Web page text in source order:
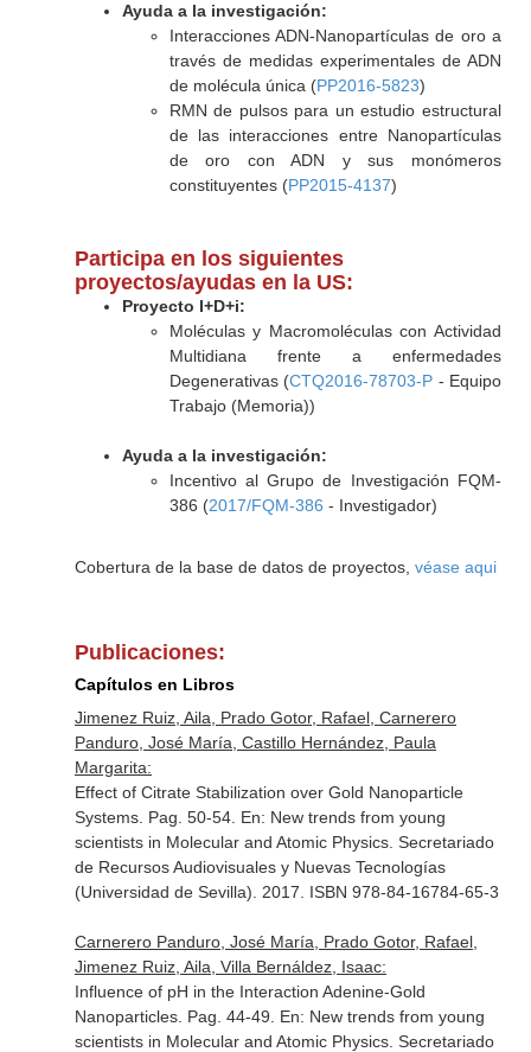
Ayuda a la investigación:
Interacciones ADN-Nanopartículas de oro a
través de medidas experimentales de ADN
de molécula única (PP2016-5823)
RMN de pulsos para un estudio estructural
de las interacciones entre Nanopartículas
de oro con ADN y sus monómeros
constituyentes (PP2015-4137)
Participa en los siguientes
proyectos/ayudas en la US:
Proyecto I+D+i:
Moléculas y Macromoléculas con Actividad
Multidiana frente a enfermedades
Degenerativas (CTQ2016-78703-P - Equipo
Trabajo (Memoria))
Ayuda a la investigación:
Incentivo al Grupo de Investigación FQM-
386 (2017/FQM-386 - Investigador)
Cobertura de la base de datos de proyectos, véase aqui
Publicaciones:
Capítulos en Libros
Jimenez Ruiz, Aila, Prado Gotor, Rafael, Carnerero
Panduro, José María, Castillo Hernández, Paula
Margarita:
Effect of Citrate Stabilization over Gold Nanoparticle
Systems. Pag. 50-54. En: New trends from young
scientists in Molecular and Atomic Physics. Secretariado
de Recursos Audiovisuales y Nuevas Tecnologías
(Universidad de Sevilla). 2017. ISBN 978-84-16784-65-3
Carnerero Panduro, José María, Prado Gotor, Rafael,
Jimenez Ruiz, Aila, Villa Bernáldez, Isaac:
Influence of pH in the Interaction Adenine-Gold
Nanoparticles. Pag. 44-49. En: New trends from young
scientists in Molecular and Atomic Physics. Secretariado